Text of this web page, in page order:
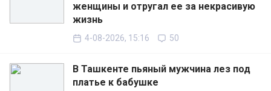
женщины и отругал ее за некрасивую
жизнь
4-08-2026, 15:16 50
В Ташкенте пьяный мужчина лез под
платье к бабушке